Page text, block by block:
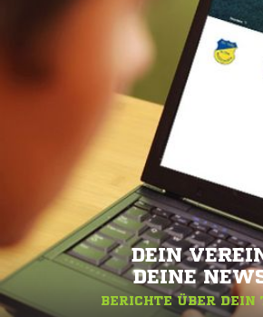
DEIN
DEINE
BERICHTE ÜBER DEIN